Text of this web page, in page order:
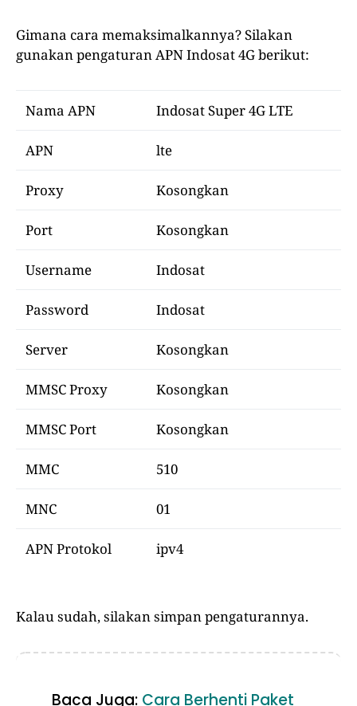
Gimana cara memaksimalkannya? Silakan
gunakan pengaturan APN Indosat 4G berikut:
Nama APN Indosat Super 4G LTE
APN lte
Proxy Kosongkan
Port Kosongkan
Username Indosat
Password Indosat
Server Kosongkan
MMSC Proxy Kosongkan
MMSC Port Kosongkan
MMC 510
MNC 01
APN Protokol ipv4
Kalau sudah, silakan simpan pengaturannya.
Baca Juga: Cara Berhenti Paket